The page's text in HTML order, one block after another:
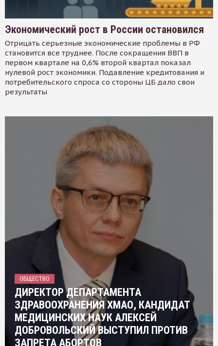
Экономический рост в России остановился
Отрицать серьезные экономические проблемы в РФ
становится все труднее. После сокращения ВВП в
первом квартале на 0,6% второй квартал показал
нулевой рост экономики. Подавление кредитования и
потребительского спроса со стороны ЦБ дало свои
результаты
ОБЩЕСТВО
ДИРЕКТОР ДЕПАРТАМЕНТА
ЗДРАВООХРАНЕНИЯ ХМАО, КАНДИДАТ
МЕДИЦИНСКИХ НАУК АЛЕКСЕЙ
ДОБРОВОЛЬСКИЙ ВЫСТУПИЛ ПРОТИВ
ЗАПРЕТА АБОРТОВ